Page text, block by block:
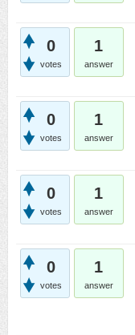
0
votes
1
answer
0
votes
1
answer
0
votes
1
answer
0
votes
1
answer